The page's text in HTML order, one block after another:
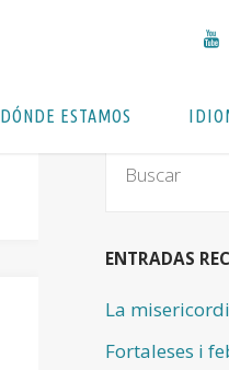
DÓNDE ESTAMOS
ENTRADAS
La
Fortaleses i